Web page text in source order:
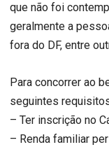
que não foi
geralmente a
fora do DF, entre
Para concorrer ao
seguintes
– Ter inscrição no
– Renda familiar